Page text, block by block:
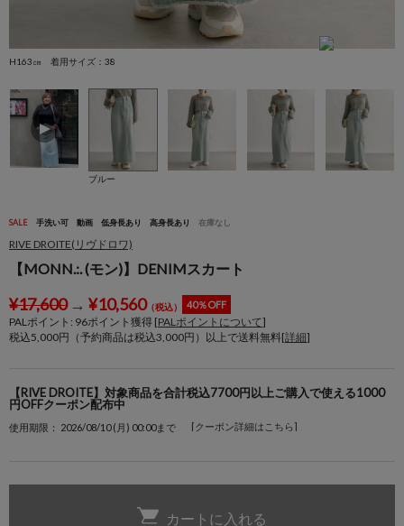
H163㎝ 着用サイズ：38
ブルー
SALE 手洗い可 動画 低身長あり 高身長あり 在庫なし
RIVE DROITE(リヴドロワ)
【MONN.:. (モン)】DENIMスカート
¥17,600→ ¥10,560（税込） 40％OFF
PALポイント: 96ポイント獲得 [PALポイントについて]
税込5,000円（予約商品は税込3,000円）以上で送料無料[詳細]
【RIVE DROITE】対象商品を合計税込7700円以上ご購入で使える1000
円OFFクーポン配布中
使用期限： 2026/08/10 (月) 00:00まで [クーポン詳細はこちら]